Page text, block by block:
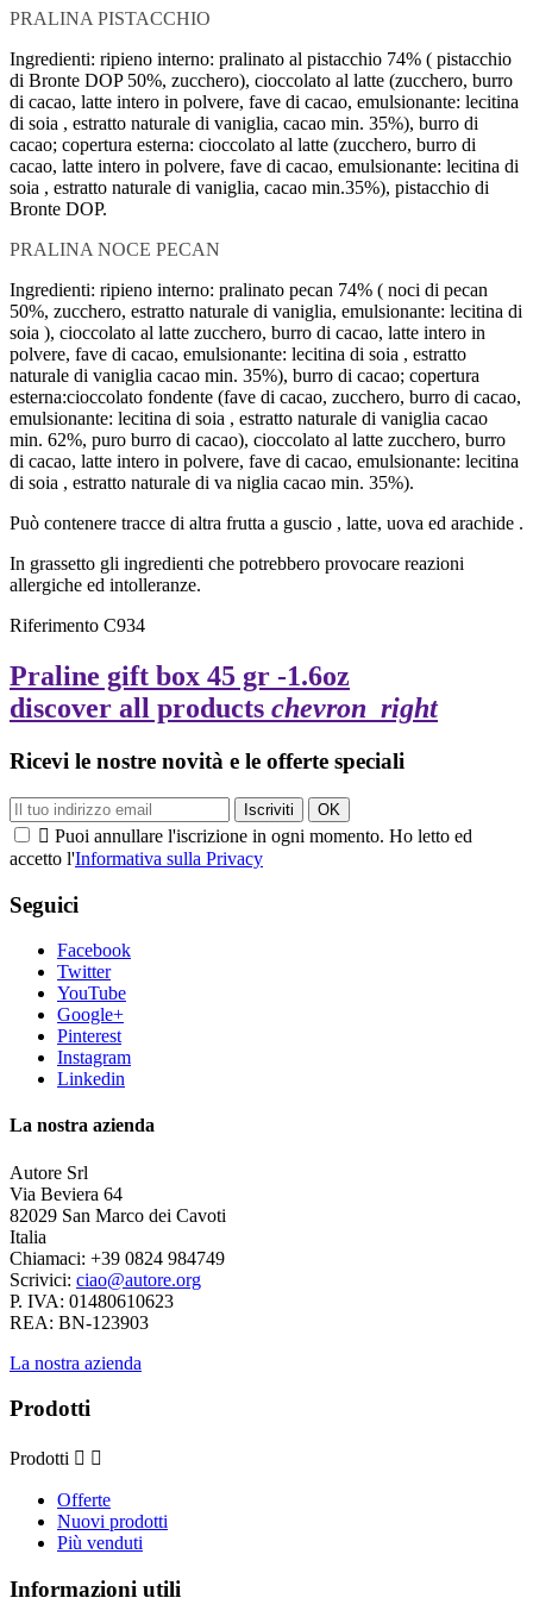
PRALINA PISTACCHIO
Ingredienti: ripieno interno: pralinato al pistacchio 74% ( pistacchio
di Bronte DOP 50%, zucchero), cioccolato al latte (zucchero, burro
di cacao, latte intero in polvere, fave di cacao, emulsionante: lecitina
di soia , estratto naturale di vaniglia, cacao min. 35%), burro di
cacao; copertura esterna: cioccolato al latte (zucchero, burro di
cacao, latte intero in polvere, fave di cacao, emulsionante: lecitina di
soia , estratto naturale di vaniglia, cacao min.35%), pistacchio di
Bronte DOP.
PRALINA NOCE PECAN
Ingredienti: ripieno interno: pralinato pecan 74% ( noci di pecan
50%, zucchero, estratto naturale di vaniglia, emulsionante: lecitina di
soia ), cioccolato al latte zucchero, burro di cacao, latte intero in
polvere, fave di cacao, emulsionante: lecitina di soia , estratto
naturale di vaniglia cacao min. 35%), burro di cacao; copertura
esterna:cioccolato fondente (fave di cacao, zucchero, burro di cacao,
emulsionante: lecitina di soia , estratto naturale di vaniglia cacao
min. 62%, puro burro di cacao), cioccolato al latte zucchero, burro
di cacao, latte intero in polvere, fave di cacao, emulsionante: lecitina
di soia , estratto naturale di va niglia cacao min. 35%).
Può contenere tracce di altra frutta a guscio , latte, uova ed arachide .
In grassetto gli ingredienti che potrebbero provocare reazioni
allergiche ed intolleranze.
Riferimento C934
Praline gift box 45 gr -1.6oz
discover all products chevron_right
Ricevi le nostre novità e le offerte speciali
 Puoi annullare l'iscrizione in ogni momento. Ho letto ed
accetto l'Informativa sulla Privacy
Seguici
Facebook
Twitter
YouTube
Google+
Pinterest
Instagram
Linkedin
La nostra azienda
Autore Srl
Via Beviera 64
82029 San Marco dei Cavoti
Italia
Chiamaci: +39 0824 984749
Scrivici: ciao@autore.org
P. IVA: 01480610623
REA: BN-123903
La nostra azienda
Prodotti
Prodotti  
Offerte
Nuovi prodotti
Più venduti
Informazioni utili